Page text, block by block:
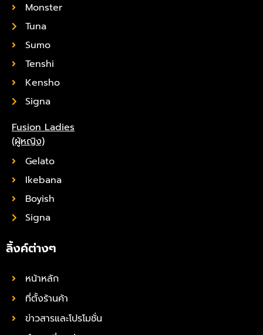
Monster
Tuna
Sumo
Tenshi
Kensho
Signa
Fusion Ladies
(ผู้หญิง)
Gelato
Ikebana
Boyish
Signa
ลิ้งค์ต่างๆ
หน้าหลัก
ที่ตั้งร้านค้า
ข่าวสารและโปรโมชั่น